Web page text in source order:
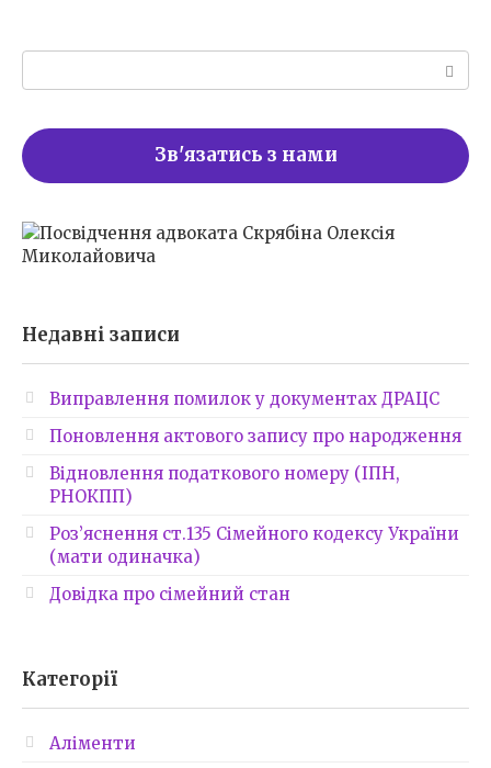
Зв'язатись з нами
Недавні записи
Виправлення помилок у документах ДРАЦС
Поновлення актового запису про народження
Відновлення податкового номеру (ІПН,
РНОКПП)
Роз’яснення ст.135 Сімейного кодексу України
(мати одиначка)
Довідка про сімейний стан
Категорії
Аліменти